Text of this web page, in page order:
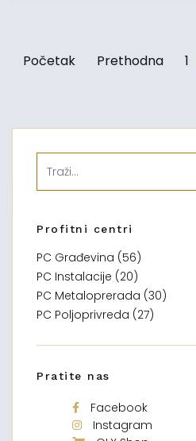
Početak Prethodna 1
Profitni centri
PC Građevina (56)
PC Instalacije (20)
PC Metaloprerada (30)
PC Poljoprivreda (27)
Pratite nas
Facebook
Instagram